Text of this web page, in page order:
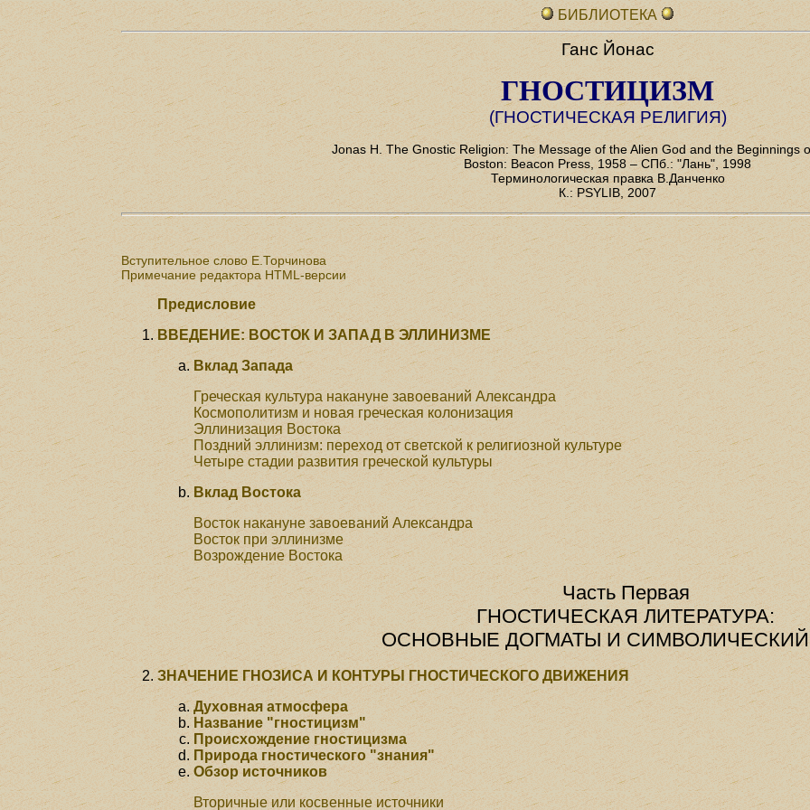
БИБЛИОТЕКА
Ганс Йонас
ГНОСТИЦИЗМ
(ГНОСТИЧЕСКАЯ РЕЛИГИЯ)
Jonas H. The Gnostic Religion: The Message of the Alien God and the Beginnings
Boston: Beacon Press, 1958 – СПб.: "Лань", 1998
Терминологическая правка В.Данченко
К.: PSYLIB, 2007
Вступительное слово Е.Торчинова
Примечание редактора HTML-версии
Предисловие
ВВЕДЕНИЕ: ВОСТОК И ЗАПАД В ЭЛЛИНИЗМЕ
Вклад Запада
Греческая культура накануне завоеваний Александра
Космополитизм и новая греческая колонизация
Эллинизация Востока
Поздний эллинизм: переход от светской к религиозной культуре
Четыре стадии развития греческой культуры
Вклад Востока
Восток накануне завоеваний Александра
Восток при эллинизме
Возрождение Востока
Часть Первая
ГНОСТИЧЕСКАЯ ЛИТЕРАТУРА:
ОСНОВНЫЕ ДОГМАТЫ И
ЗНАЧЕНИЕ ГНОЗИСА И КОНТУРЫ ГНОСТИЧЕСКОГО ДВИЖЕНИЯ
Духовная атмосфера
Название "гностицизм"
Происхождение гностицизма
Природа гностического "знания"
Обзор источников
Вторичные или косвенные источники